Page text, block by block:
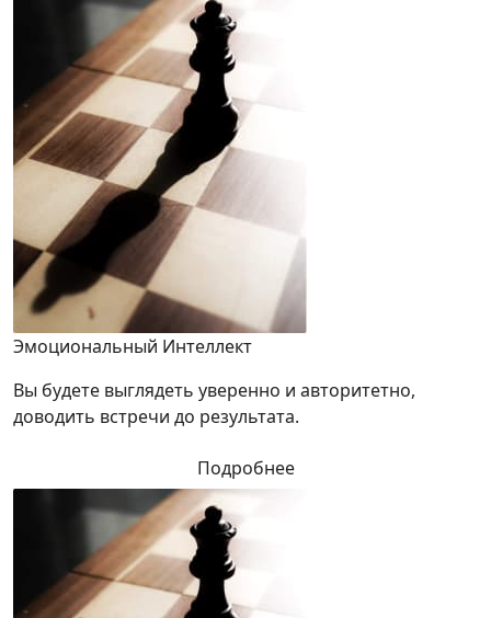
Эмоциональный Интеллект
Вы будете выглядеть уверенно и авторитетно,
доводить встречи до результата.
Подробнее